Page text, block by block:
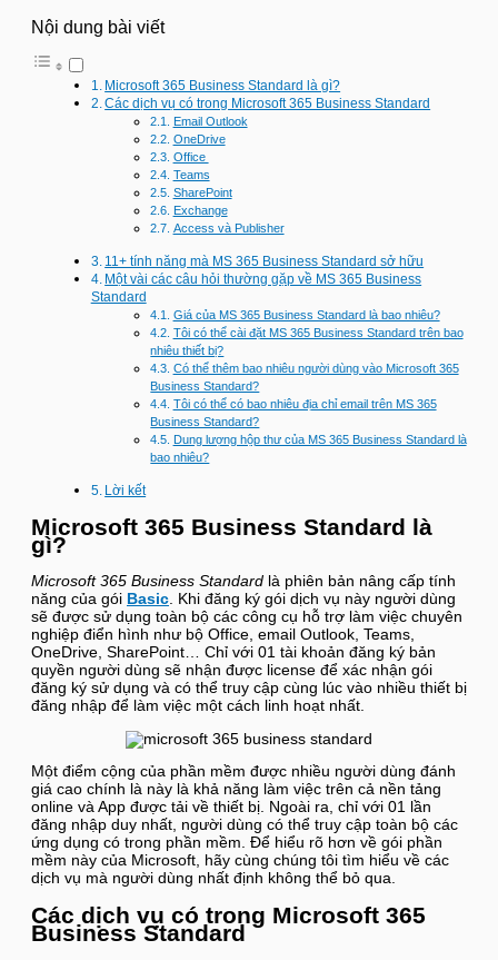
Nội dung bài viết
Microsoft 365 Business Standard là gì?
Các dịch vụ có trong Microsoft 365 Business Standard
Email Outlook
OneDrive
Office
Teams
SharePoint
Exchange
Access và Publisher
11+ tính năng mà MS 365 Business Standard sở hữu
Một vài các câu hỏi thường gặp về MS 365 Business
Standard
Giá của MS 365 Business Standard là bao nhiêu?
Tôi có thể cài đặt MS 365 Business Standard trên bao
nhiêu thiết bị?
Có thể thêm bao nhiêu người dùng vào Microsoft 365
Business Standard?
Tôi có thể có bao nhiêu địa chỉ email trên MS 365
Business Standard?
Dung lượng hộp thư của MS 365 Business Standard là
bao nhiêu?
Lời kết
Microsoft 365 Business Standard là
gì?
Microsoft 365 Business Standard là phiên bản nâng cấp tính
năng của gói Basic . Khi đăng ký gói dịch vụ này người dùng
sẽ được sử dụng toàn bộ các công cụ hỗ trợ làm việc chuyên
nghiệp điển hình như bộ Office, email Outlook, Teams,
OneDrive, SharePoint… Chỉ với 01 tài khoản đăng ký bản
quyền người dùng sẽ nhận được license để xác nhận gói
đăng ký sử dụng và có thể truy cập cùng lúc vào nhiều thiết bị
đăng nhập để làm việc một cách linh hoạt nhất.
Một điểm cộng của phần mềm được nhiều người dùng đánh
giá cao chính là này là khả năng làm việc trên cả nền tảng
online và App được tải về thiết bị. Ngoài ra, chỉ với 01 lần
đăng nhập duy nhất, người dùng có thể truy cập toàn bộ các
ứng dụng có trong phần mềm. Để hiểu rõ hơn về gói phần
mềm này của Microsoft, hãy cùng chúng tôi tìm hiểu về các
dịch vụ mà người dùng nhất định không thể bỏ qua.
Các dịch vụ có trong Microsoft 365
Business Standard